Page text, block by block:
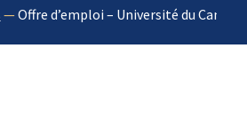
—Offre d’emploi – Université du Canada